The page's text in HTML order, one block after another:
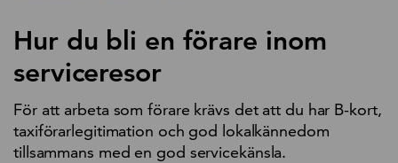
Hur du bli en förare inom
serviceresor
För att arbeta som förare krävs det att du har B-kort,
taxiförarlegitimation och god lokalkännedom
tillsammans med en god servicekänsla.